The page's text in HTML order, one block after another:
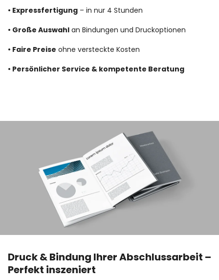
• Expressfertigung – in nur 4 Stunden
• Große Auswahl an Bindungen und Druckoptionen
• Faire Preise ohne versteckte Kosten
• Persönlicher Service & kompetente Beratung
Druck & Bindung Ihrer Abschlussarbeit –
Perfekt inszeniert